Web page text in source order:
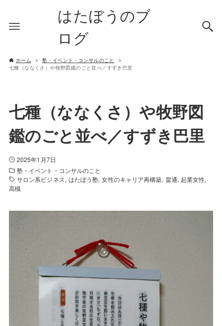
はたぼうのブ
ログ
ホーム
塾・イベント・コンサルのこと
七種（ななくさ）や牧野図鑑のごと並べ／すずき巴里
七種（ななくさ）や牧野図
鑑のごと並べ／すずき巴里
2025年1月7日
塾・イベント・コンサルのこと
サロン系ビジネス はたぼう塾 女性のキャリア再構築 畠通 起業女性
高槻